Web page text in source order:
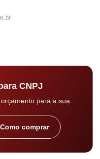
CNPJ
para a sua
Como comprar